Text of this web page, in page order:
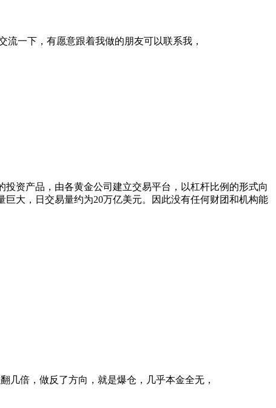
一下，有愿意跟着我做的朋友可以联系我，
资产品，由各黄金公司建立交易平台，以杠杆比例的形式向
大，日交易量约为20万亿美元。因此没有任何财团和机构能
几倍，做反了方向，就是爆仓，几乎本金全无，